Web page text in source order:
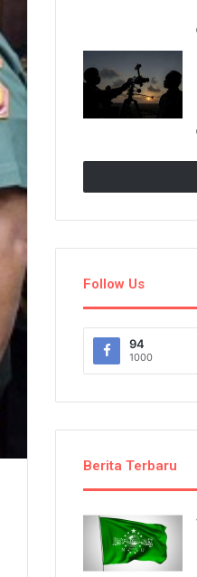
Follow Us
94
1000
Berita Terbaru